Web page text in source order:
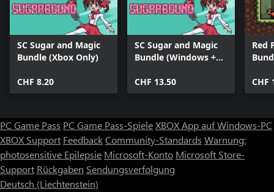
SC Sugar and Magic
Bundle (Xbox Only)
CHF 8.20
SC Sugar and Magic
Bundle (Windows +
CHF 13.50
Red
CHF
PC Game Pass PC Game Pass-SpieleXBOX App auf Windows-PC
XBOX Support FeedbackCommunity-Standards Warnung:
photosensitive Epilepsie Microsoft-Konto Microsoft Store-
Support Rückgaben Sendungsverfolgung
Deutsch (Liechtenstein)